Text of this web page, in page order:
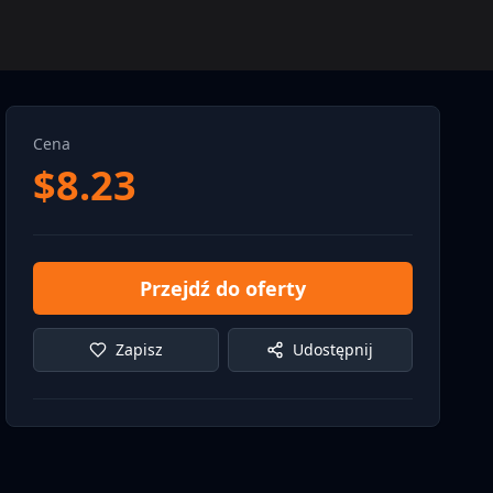
Cena
$8.23
Przejdź do oferty
Zapisz Udostępnij